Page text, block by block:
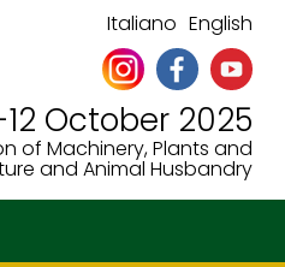
Italiano English
October 2025
of Machinery, Plants and
and Animal Husbandry